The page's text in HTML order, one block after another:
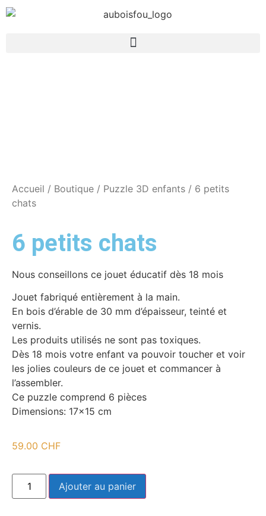
Accueil / Boutique / Puzzle 3D enfants / 6 petits
chats
6 petits chats
Nous conseillons ce jouet éducatif dès 18 mois
Jouet fabriqué entièrement à la main.
En bois d’érable de 30 mm d’épaisseur, teinté et
vernis.
Les produits utilisés ne sont pas toxiques.
Dès 18 mois votre enfant va pouvoir toucher et voir
les jolies couleurs de ce jouet et commancer à
l’assembler.
Ce puzzle comprend 6 pièces
Dimensions: 17×15 cm
59.00 CHF
Ajouter au panier